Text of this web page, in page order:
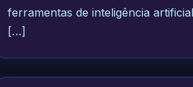
ferramentas de inteligência
[…]